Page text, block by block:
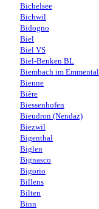
Bichelsee
Bichwil
Bidogno
Biel
Biel VS
Biel-Benken BL
Biembach im Emmental
Bienne
Bière
Biessenhofen
Bieudron (Nendaz)
Biezwil
Bigenthal
Biglen
Bignasco
Bigorio
Billens
Bilten
Binn